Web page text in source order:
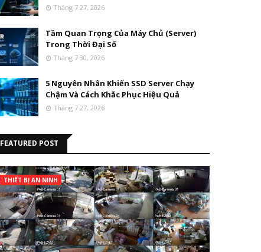
Tháng 7 27, 2026
Tầm Quan Trọng Của Máy Chủ (Server)
Trong Thời Đại Số
Tháng 7 30, 2026
5 Nguyên Nhân Khiến SSD Server Chạy
Chậm Và Cách Khắc Phục Hiệu Quả
Tháng 7 27, 2026
FEATURED POST
THIẾT BỊ AN NINH